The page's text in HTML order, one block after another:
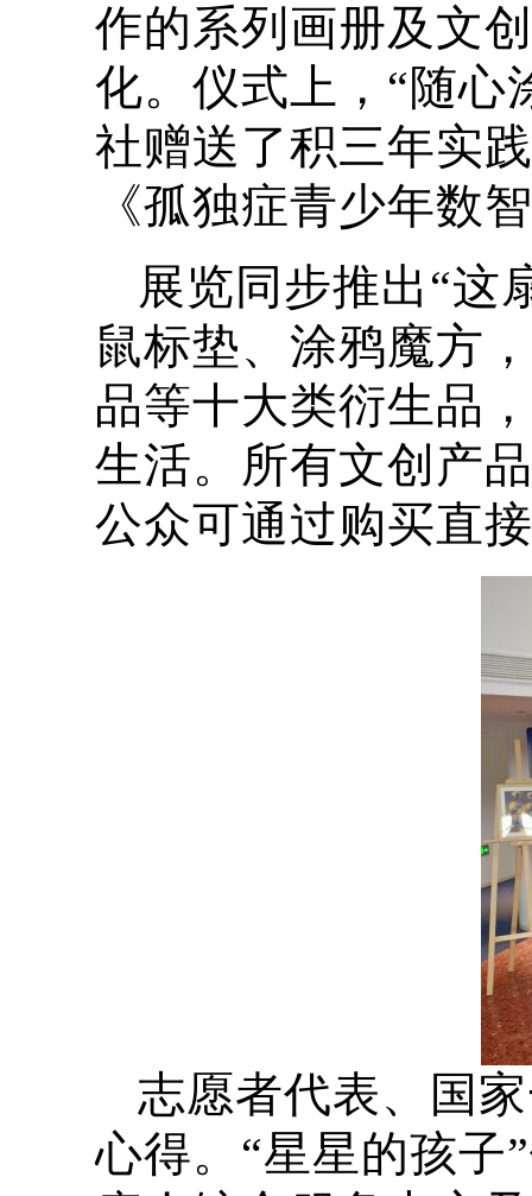
作的系列画册及文
化。仪式上，“随心
社赠送了积三年实
《孤独症青少年数
展览同步推出“这
鼠标垫、涂鸦魔方
品等十大类衍生品
生活。所有文创产
公众可通过购买直
志愿者代表、国
心得。“星星的孩子